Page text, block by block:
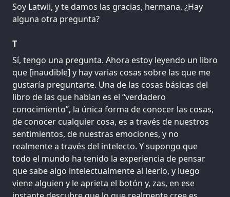
Soy Latwii, y te damos las gracias, hermana. ¿Hay
alguna otra pregunta?
T
Sí, tengo una pregunta. Ahora estoy leyendo un libro
que [inaudible] y hay varias cosas sobre las que me
gustaría preguntarte. Una de las cosas básicas del
libro de las que hablan es el “verdadero
conocimiento”, la única forma de conocer las cosas,
de conocer cualquier cosa, es a través de nuestros
sentimientos, de nuestras emociones, y no
realmente a través del intelecto. Y supongo que
todo el mundo ha tenido la experiencia de pensar
que sabe algo intelectualmente al leerlo, y luego
viene alguien y le aprieta el botón y, zas, en ese